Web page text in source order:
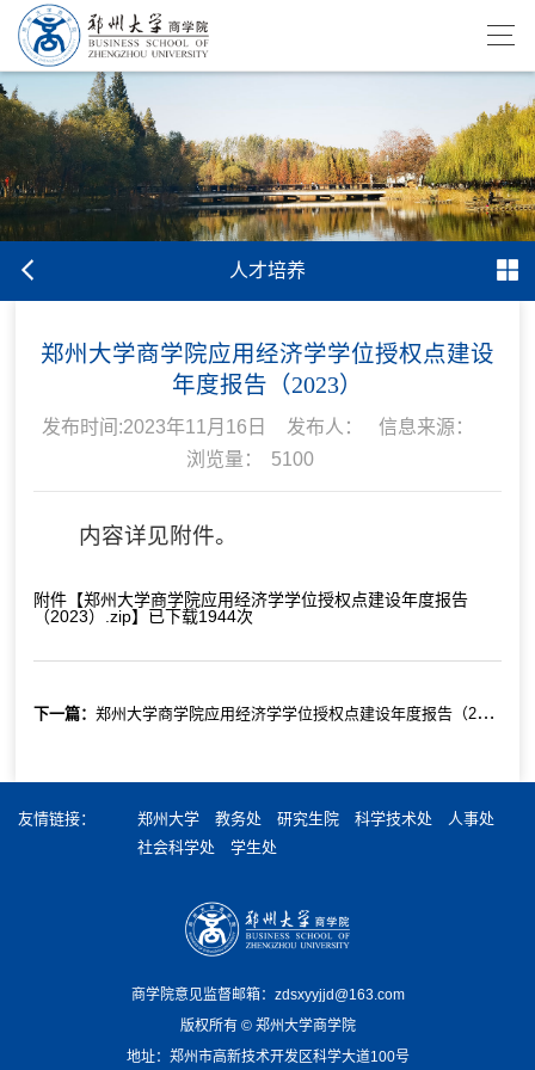
人才培养
郑州大学商学院应用经济学学位授权点建设
年度报告（2023）
发布时间:2023年11月16日 发布人：
信息来源：
浏览量：
5100
内容详见附件。
附件【郑州大学商学院应用经济学学位授权点建设年度报告
（2023）.zip】已下载1944次
下一篇：郑州大学商学院应用经济学学位授权点建设年度报告（2022）
友情链接： 郑州大学 教务处 研究生院 科学技术处
人事处
社会科学处
学生处
商学院意见监督邮箱：zdsxyyjjd@163.com
版权所有 ©️ 郑州大学商学院
地址：郑州市高新技术开发区科学大道100号